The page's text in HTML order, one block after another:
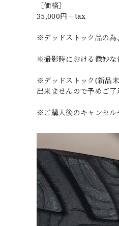
［価格］
35,000円＋tax
※デッドストック品の為
※撮影時における微妙な
※デッドストック(新品
出来ませんので予めご
※ご購入後のキャンセル